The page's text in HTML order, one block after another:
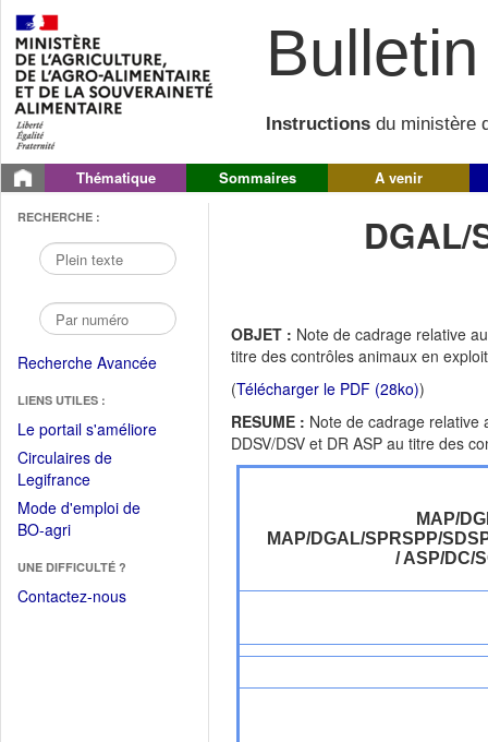
Instructions du ministère
Thématique Sommaires A venir
RECHERCHE :
Recherche Avancée
LIENS UTILES :
Le portail s'améliore(Fichier
Circulaires de
Legifrance(Ouvrir
dans
une
fenêtre)
Mode d'emploi de
BO-agri(Ouvrir
une
nouvelle
UNE DIFFICULTÉ ?
Contactez-nous
DGAL/
OBJET : Note de cadrage relative
titre des contrôles animaux en
(Télécharger le PDF (28ko))
RESUME : Note de cadrage relative
DDSV/DSV et DR ASP au titre des
MAP/
MAP/DGAL/SPRSPP/
/ ASP/DC/